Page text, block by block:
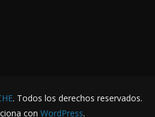
. Todos los derechos reservados.
con WordPress.